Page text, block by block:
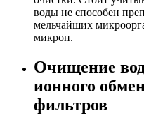
воды не способен
мельчайших
микрон.
Очищение
ионного
фильтров